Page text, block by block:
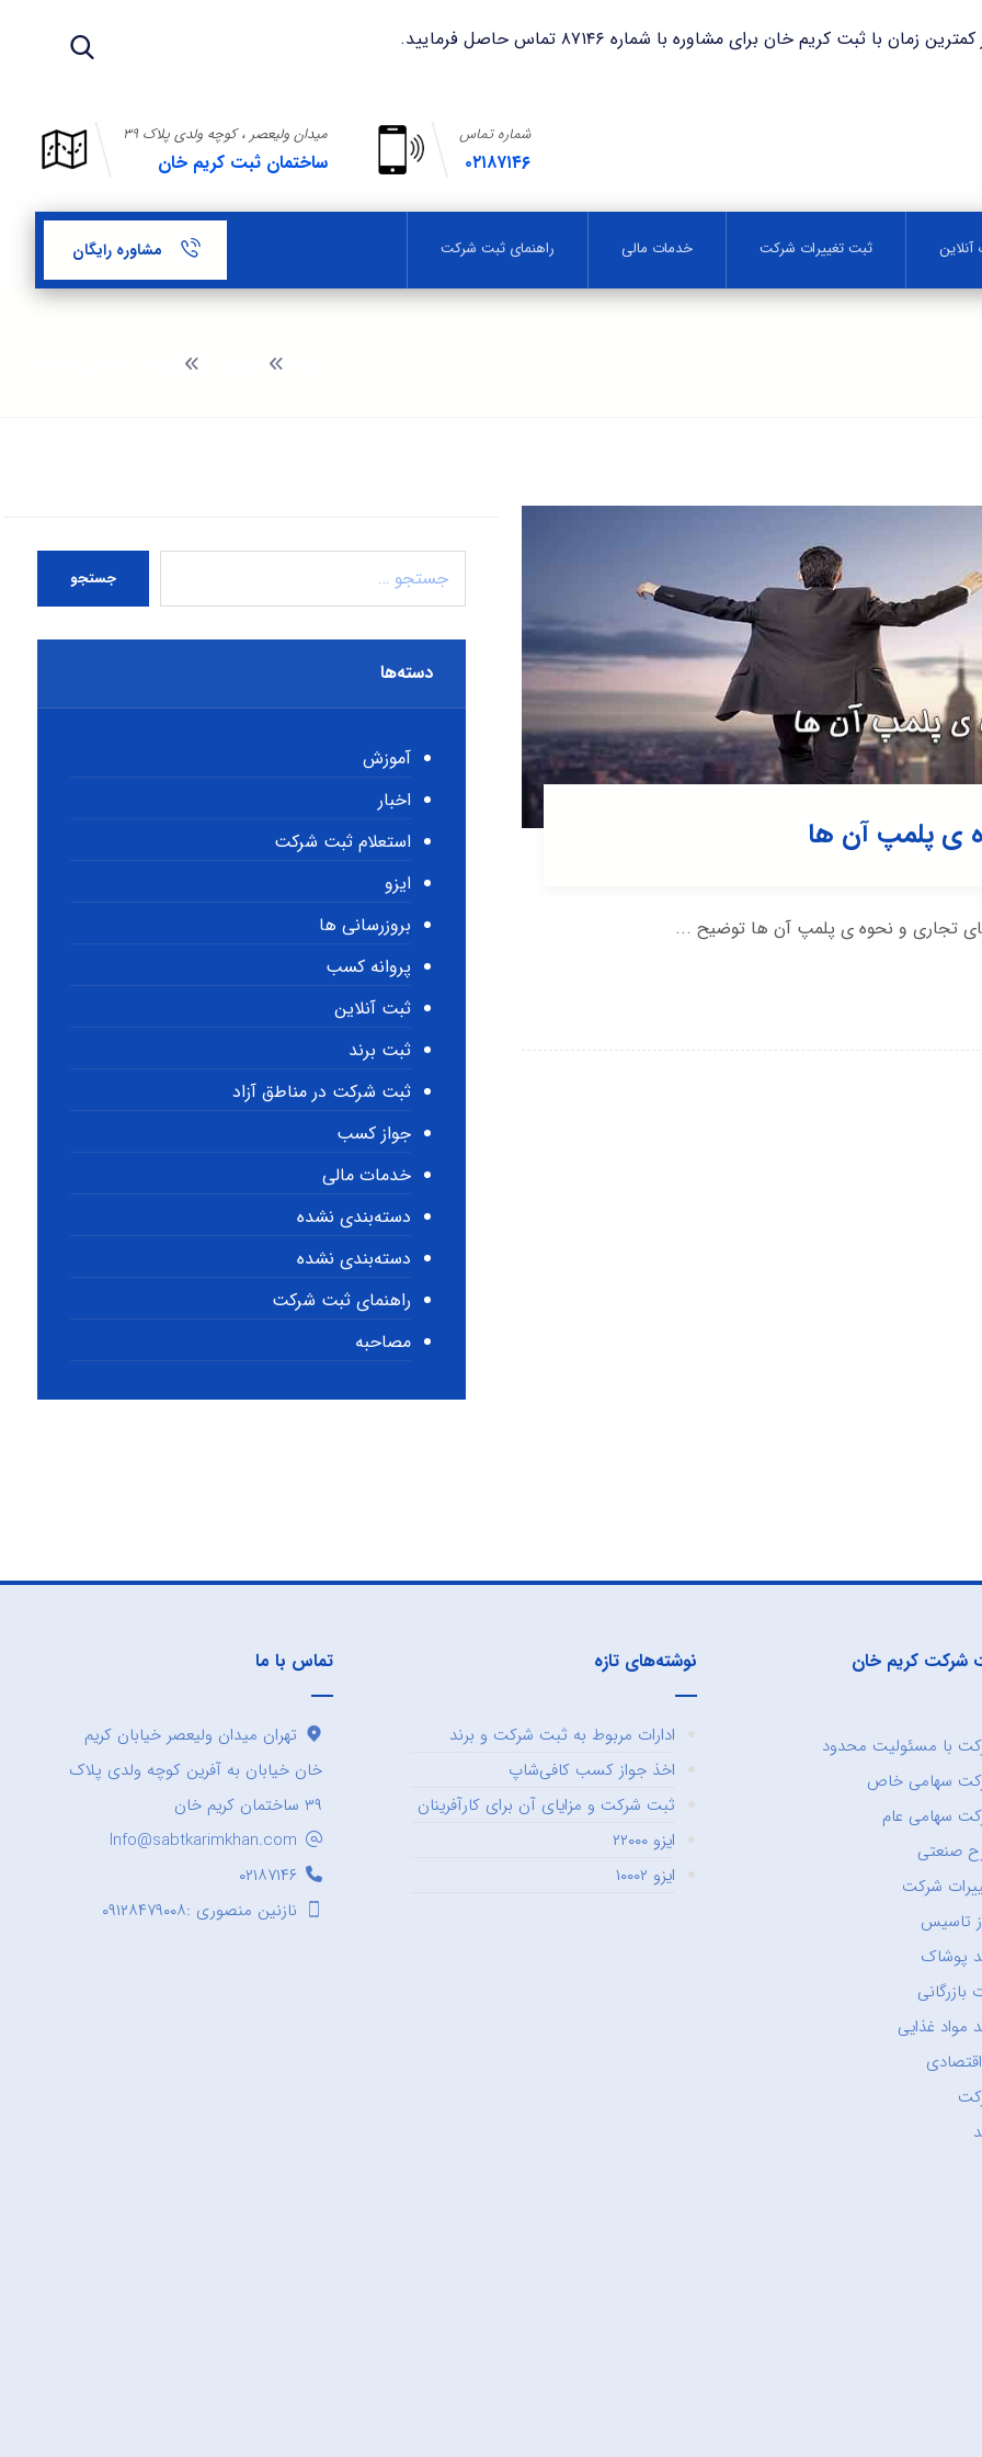
کریم خان برای مشاوره با شماره ۸۷۱۴۶ تماس حاصل فرمایید.
میدان ولیعصر ، کوچه ولدی پلاک ۳۹
ساختمان ثبت کریم خان
شماره تماس
۰۲۱۸۷۱۴۶
ثبت تغییرات شرکت خدمات مالی راهنمای ثبت شرکت مشاوره رایگان
ی پلمپ آن ها
تجاری و نحوه ی پلمپ آن ها توضیح ...
جستجو
دسته‌ها
آموزش
اخبار
استعلام ثبت شرکت
ایزو
بروزرسانی ها
پروانه کسب
ثبت آنلاین
ثبت برند
ثبت شرکت در مناطق آزاد
جواز کسب
خدمات مالی
دسته‌بندی نشده
دسته‌بندی نشده
راهنمای ثبت شرکت
مصاحبه
شرکت کریم خان
با مسئولیت محدود
سهامی خاص
سهامی عام
صنعتی
شرکت
تاسیس
پوشاک
بازرگانی
مواد غذایی
نوشته‌های تازه
ادارات مربوط به ثبت شرکت و برند
اخذ جواز کسب کافی‌شاپ
ثبت شرکت و مزایای آن برای کارآفرینان
ایزو ۲۲۰۰۰
ایزو ۱۰۰۰۲
تماس با ما
تهران میدان ولیعصر خیابان کریم
خان خیابان به آفرین کوچه ولدی پلاک
۳۹ ساختمان کریم خان
Info@sabtkarimkhan.com
۰۲۱۸۷۱۴۶
نازنین منصوری :۰۹۱۲۸۴۷۹۰۰۸